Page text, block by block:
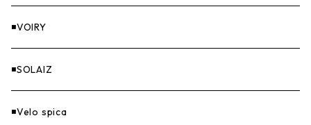
◾️VOIRY
◾️SOLAIZ
◾️Velo spica